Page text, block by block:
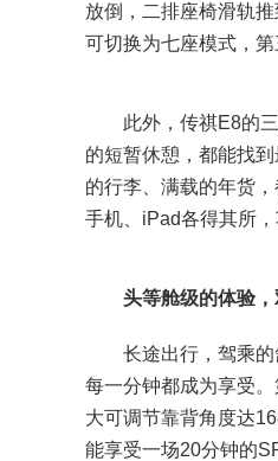
放倒，二排座椅滑轨
可切换为七座模式，
此外，传祺E8的三
的短暂休憩，都能找
的行李、满载的年货
手机、iPad各得其所
头等舱级的体验
长途出行，驾乘的舒
每一分钟都成为享受
大可调节靠背角度达
能享受一场20分钟的